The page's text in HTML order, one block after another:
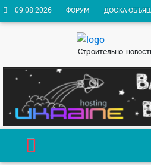
09.08.2026 ФОРУМ ДОСКА
Строительно-